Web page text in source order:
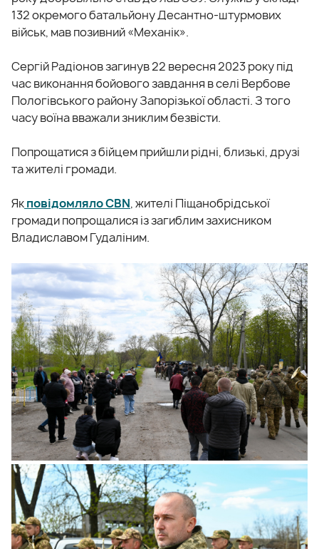
132 окремого батальйону Десантно-штурмових
військ, мав позивний «Механік».
Сергій Радіонов загинув 22 вересня 2023 року під
час виконання бойового завдання в селі Вербове
Пологівського району Запорізької області. З того
часу воїна вважали зниклим безвісти.
Попрощатися з бійцем прийшли рідні, близькі, друзі
та жителі громади.
Якповідомляло CBN, жителі Піщанобрідської
громади попрощалися із загиблим захисником
Владиславом Гудаліним.